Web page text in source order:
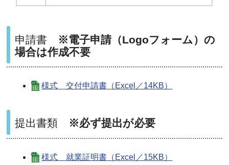
申請書
※電子申請（Logoフォーム）の
場合は作成不要
様式 交付申請書（Excel／14KB）
提出書類 ※必ず提出が必要
様式 就業証明書（Excel／15KB）